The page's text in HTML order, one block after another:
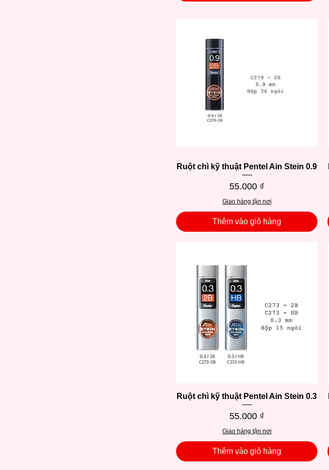
Xem nhanh
Ruột chì kỹ thuật Pentel Ain Stein 0.9
Giá
55.000 ₫
Giao hàng tận nơi
Thêm vào giỏ hàng
Xem nhanh
Ruột chì kỹ thuật Pentel Ain Stein 0.3
Giá
55.000 ₫
Giao hàng tận nơi
Thêm vào giỏ hàng